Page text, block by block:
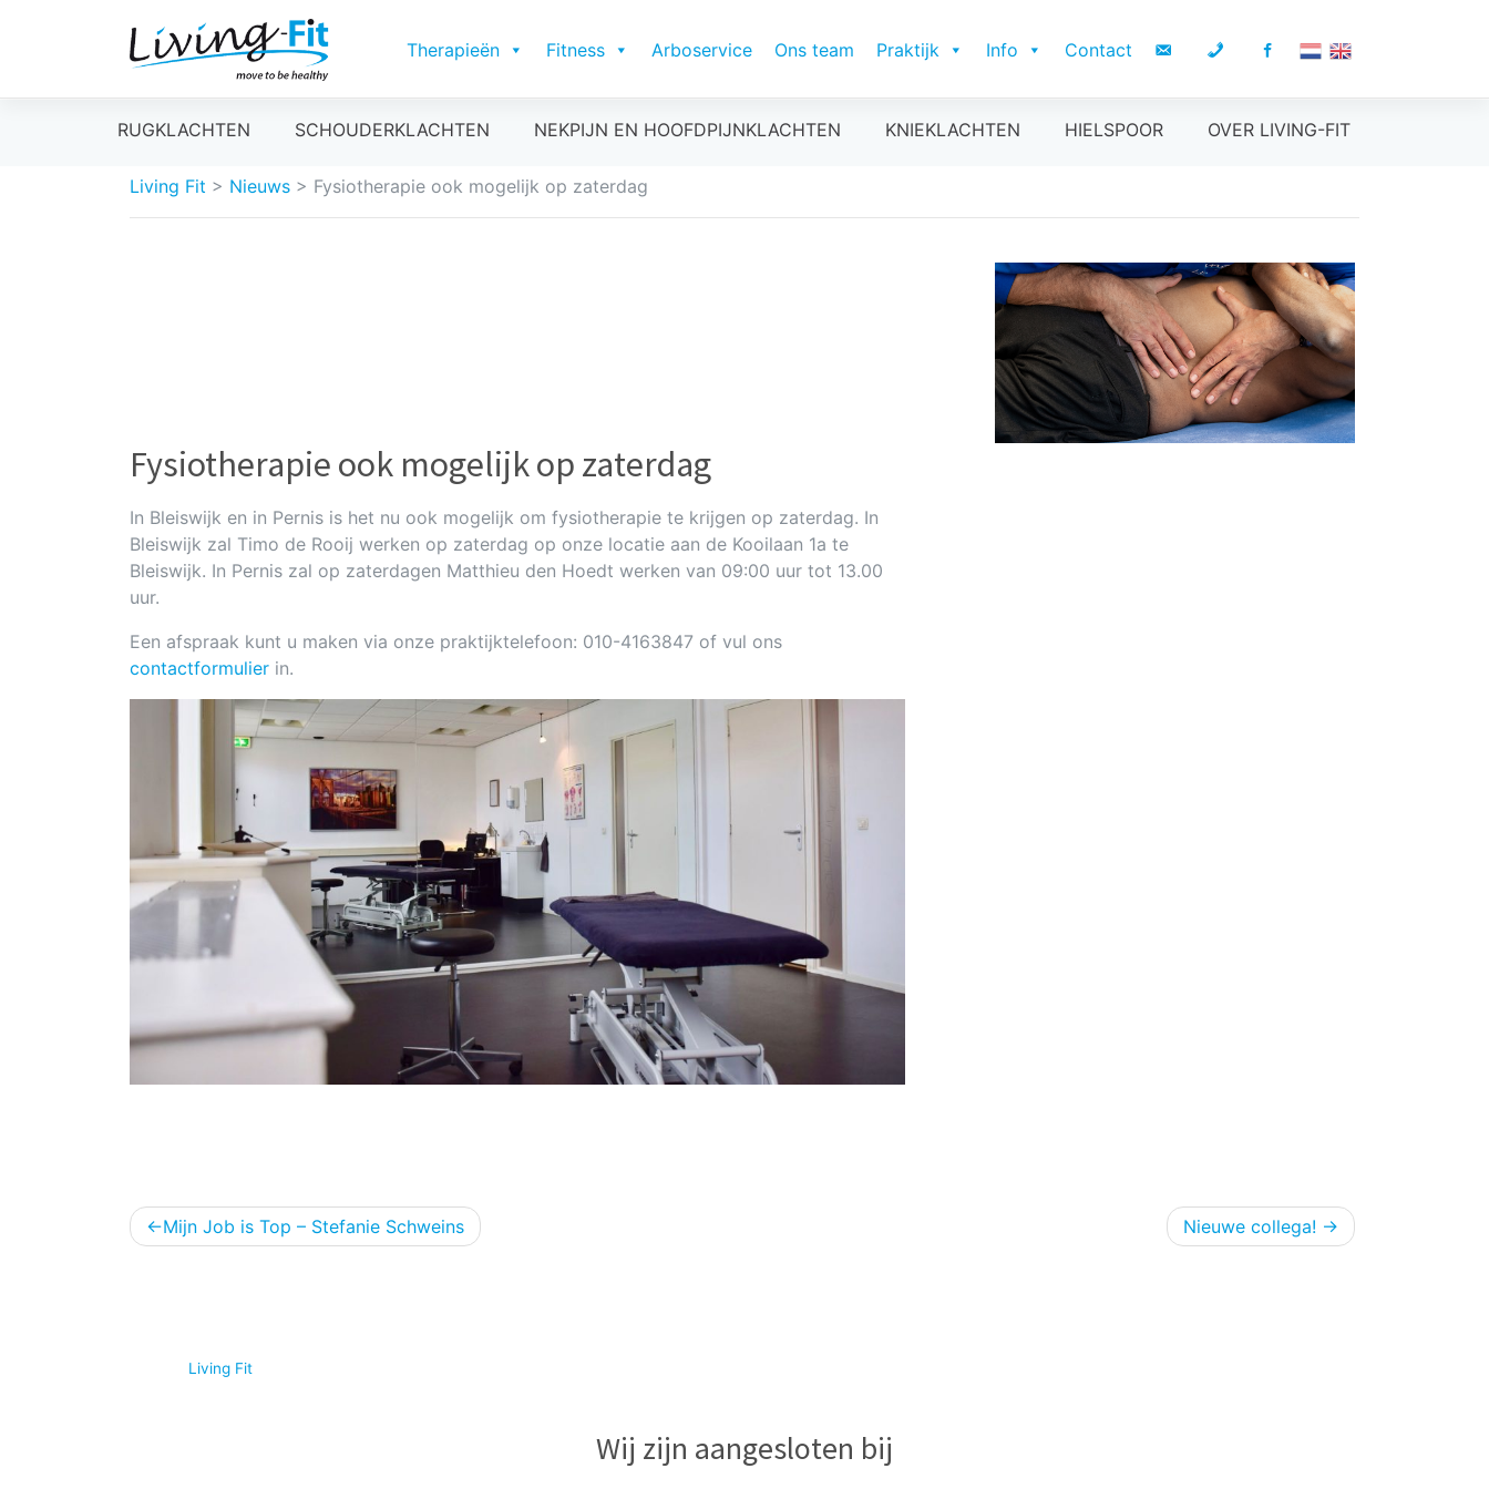
Therapieën Fitness Arboservice Ons team Praktijk Info Contact
RUGKLACHTEN SCHOUDERKLACHTEN NEKPIJN EN HOOFDPIJNKLACHTEN KNIEKLACHTEN HIELSPOOR OVER LIVING-FIT
Living Fit > Nieuws > Fysiotherapie ook mogelijk op zaterdag
Fysiotherapie ook mogelijk op zaterdag
In Bleiswijk en in Pernis is het nu ook mogelijk om fysiotherapie te krijgen op zaterdag. In
Bleiswijk zal Timo de Rooij werken op zaterdag op onze locatie aan de Kooilaan 1a te
Bleiswijk. In Pernis zal op zaterdagen Matthieu den Hoedt werken van 09:00 uur tot 13.00
uur.
Een afspraak kunt u maken via onze praktijktelefoon: 010-4163847 of vul ons
contactformulier in.
Bericht
Mijn Job is Top – Stefanie Schweins Nieuwe collega!
Living Fit
Wij zijn aangesloten bij